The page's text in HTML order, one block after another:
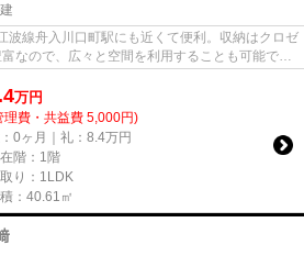
波線舟入川口町駅にも近くて便利。収納はクロゼ
なので、広々と空間を利用することも可能で
万円
理費・共益費 5,000円)
0ヶ月｜礼：8.4万円
階：1階
り：1LDK
：40.61㎡